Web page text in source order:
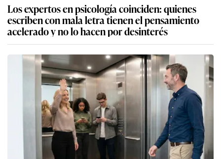
Los expertos en psicología coinciden: quienes
escriben con mala letra tienen el pensamiento
acelerado y no lo hacen por desinterés